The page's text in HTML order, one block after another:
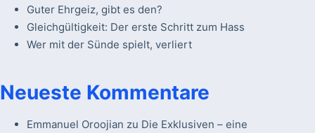
Guter Ehrgeiz, gibt es den?
Gleichgültigkeit: Der erste Schritt zum Hass
Wer mit der Sünde spielt, verliert
Neueste Kommentare
Emmanuel Oroojian zu Die Exklusiven – eine